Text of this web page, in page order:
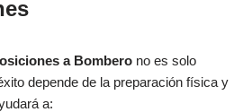
a Bombero no es solo
depende de la preparación física y
a: